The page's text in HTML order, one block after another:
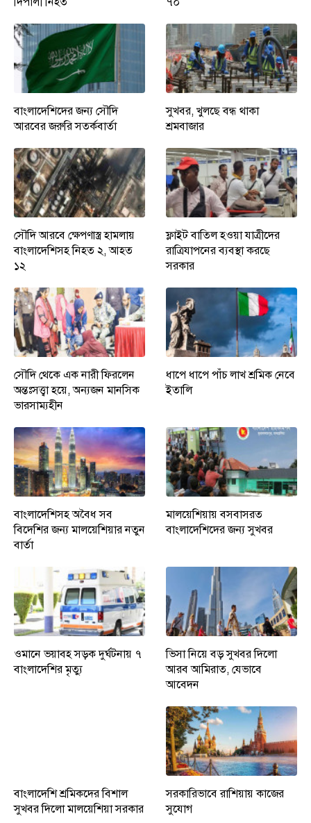
বাংলাদেশিদের জন্য সৌদি
আরবের জরুরি সতর্কবার্তা
সুখবর, খুলছে বন্ধ থাকা
শ্রমবাজার
সৌদি আরবে ক্ষেপণাস্ত্র হামলায়
বাংলাদেশিসহ নিহত ২, আহত
১২
ফ্লাইট বাতিল হওয়া যাত্রীদের
রাত্রিযাপনের ব্যবস্থা করছে
সরকার
সৌদি থেকে এক নারী ফিরলেন
অন্তঃসত্ত্বা হয়ে, অন্যজন মানসিক
ভারসাম্যহীন
ধাপে ধাপে পাঁচ লাখ শ্রমিক নেবে
ইতালি
বাংলাদেশিসহ অবৈধ সব
বিদেশির জন্য মালয়েশিয়ার নতুন
বার্তা
মালয়েশিয়ায় বসবাসরত
বাংলাদেশিদের জন্য সুখবর
ওমানে ভয়াবহ সড়ক দুর্ঘটনায় ৭
বাংলাদেশির মৃত্যু
ভিসা নিয়ে বড় সুখবর দিলো
আরব আমিরাত, যেভাবে
আবেদন
বাংলাদেশি শ্রমিকদের বিশাল
সুখবর দিলো মালয়েশিয়া সরকার
সরকারিভাবে রাশিয়ায় কাজের
সুযোগ